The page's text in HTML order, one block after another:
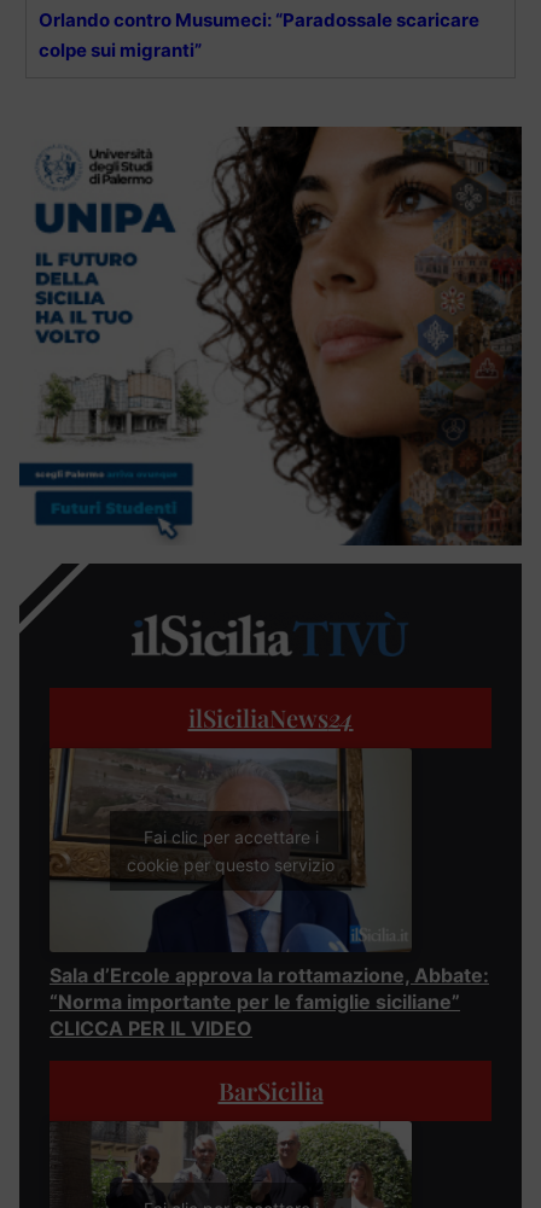
Orlando contro Musumeci: “Paradossale scaricare
colpe sui migranti”
ilSiciliaNews24
Fai clic per accettare i
cookie per questo servizio
Sala d’Ercole approva la rottamazione, Abbate:
“Norma importante per le famiglie siciliane”
CLICCA PER IL VIDEO
BarSicilia